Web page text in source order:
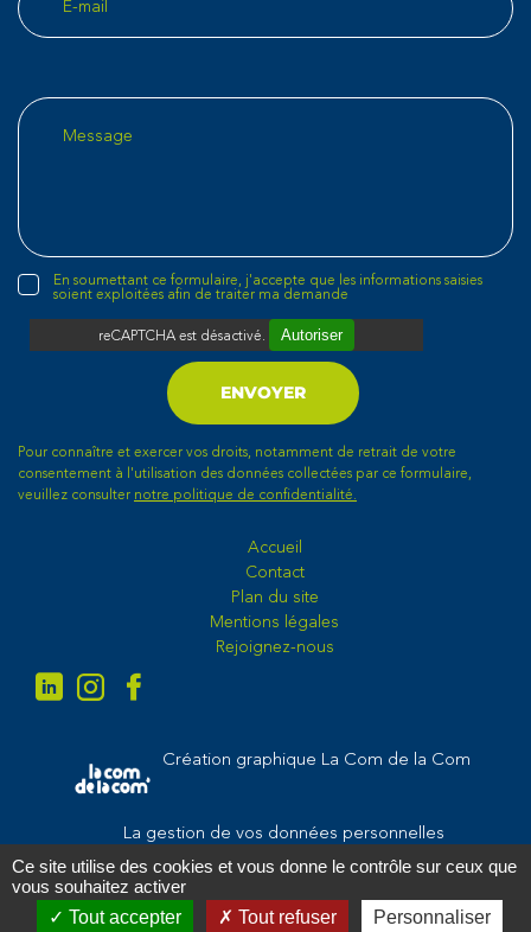
Accueil
Contact
Plan du site
Mentions légales
Rejoignez-nous
En soumettant ce formulaire, j'accepte que les informations saisies
soient exploitées afin de traiter ma demande
reCAPTCHA est désactivé. Autoriser
Pour connaître et exercer vos droits, notamment de retrait de votre
consentement à l'utilisation des données collectées par ce formulaire,
veuillez consulter notre politique de confidentialité.
Création graphique La Com de la Com
La gestion de vos données personnelles
Mentions légales
Exercez vos droits
Ce site utilise des cookies et vous donne le contrôle sur ceux que
vous souhaitez activer
Tout accepter
Tout refuser Personnaliser